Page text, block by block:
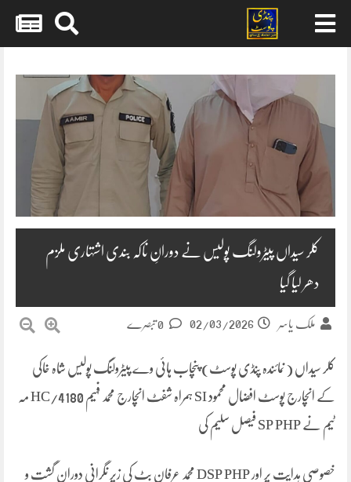
content
کلر سیداں پیٹرولنگ پولیس نے دورانِ ناکہ بندی اشتہاری ملزم
دھر لیا گیا
ملک یاسر 02/03/2026
کلر سیداں ( نمائندہ پنڈی پوسٹ) پنچاب ہائی وے پیٹرولنگ پولیس شاہ خاکی
کے انچارج پوسٹ افضال محمود SI ہمراہ شفٹ انچارج محمد فہیم 4180/HC مہ
ٹیم نے SP PHP فیصل سلیم کی
خصوصی ہدایت پر اور DSP PHP محمد عرفان بٹ کی زیر نگرانی دوران گشت و